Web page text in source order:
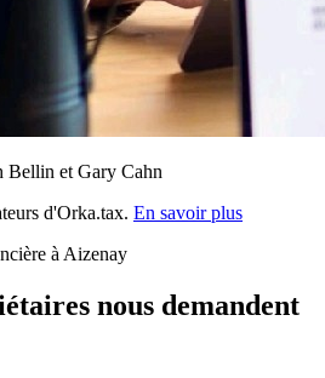
Bellin et Gary Cahn
d'Orka.tax. En savoir plus
à Aizenay
nous demandent